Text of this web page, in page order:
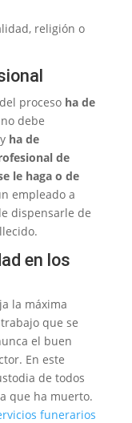
religión o
proceso ha de
debe
ha de
de
le haga o de
empleado a
dispensarle de
en los
la máxima
que se
el buen
En este
de todos
que ha muerto.
funerarios